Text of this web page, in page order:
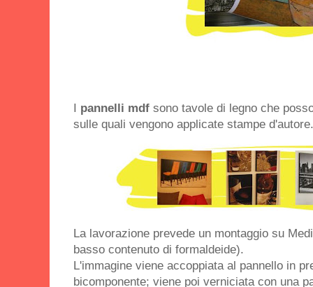
pannelli mdf sono tavole di legno che
sulle quali vengono applicate stampe d'autore.
La lavorazione prevede un montaggio su
basso contenuto di formaldeide).
L'immagine viene accoppiata al pannello in
bicomponente; viene poi verniciata con una